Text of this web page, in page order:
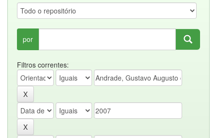
por
Filtros correntes: